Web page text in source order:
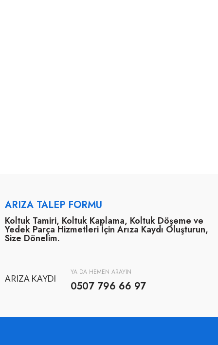
ARIZA TALEP FORMU
Koltuk Tamiri, Koltuk Kaplama, Koltuk Döşeme ve
Yedek Parça Hizmetleri İçin Arıza Kaydı Oluşturun,
Size Dönelim.
ARIZA KAYDI
YA DA HEMEN ARAYIN
0507 796 66 97